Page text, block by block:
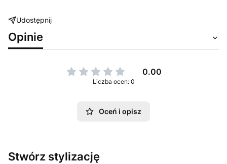
Udostępnij
Opinie
0.00
Liczba ocen: 0
Oceń i opisz
Stwórz stylizację